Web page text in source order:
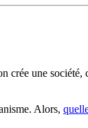
crée une société,
Alors,